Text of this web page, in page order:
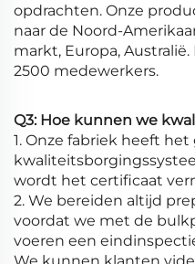
opdrachten. Onze
naar de Noord-
markt, Europa,
2500 medewerkers.
Q3: Hoe kunnen we
1. Onze fabriek heeft
wordt het certificaat
2. We bereiden altijd
voordat we met de
voeren een
We kunnen klanten